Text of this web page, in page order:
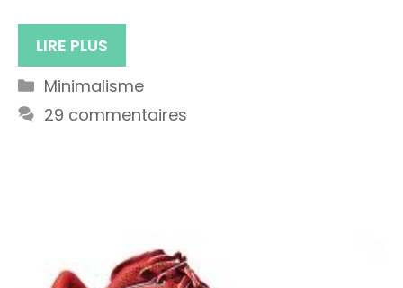
LIRE PLUS
Catégories
Minimalisme
29 commentaires